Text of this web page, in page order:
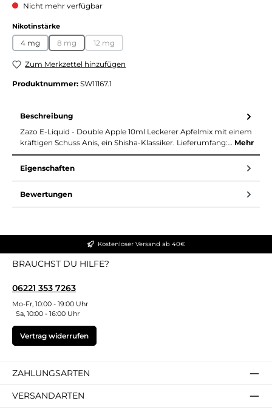
Nicht mehr verfügbar
Nikotinstärkeauswählen
4 mg 8 mg
(Diese Option ist zurzeit nicht verfügbar.)
12 mg
(Diese Option ist zurzeit nicht verfügbar.)
Zum Merkzettel hinzufügen
Produktnummer: SW11167.1
Beschreibung
Zazo E-Liquid - Double Apple 10ml Leckerer Apfelmix mit einem
kräftigen Schuss Anis, ein Shisha-Klassiker. Lieferumfang:… Mehr
Eigenschaften
Bewertungen
Kostenloser Versand ab 40€
BRAUCHST DU HILFE?
06221 353 7263
Mo-Fr, 10:00 - 19:00 Uhr
Sa, 10:00 - 16:00 Uhr
Vertrag widerrufen
ZAHLUNGSARTEN
VERSANDARTEN